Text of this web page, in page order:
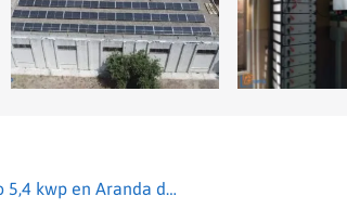
Instalación de autoconsumo 5,4 kwp en Aranda de Duero